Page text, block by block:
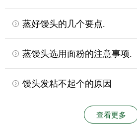
蒸好馒头的几个要点.
蒸馒头选用面粉的注意事项.
馒头发粘不起个的原因
查看更多